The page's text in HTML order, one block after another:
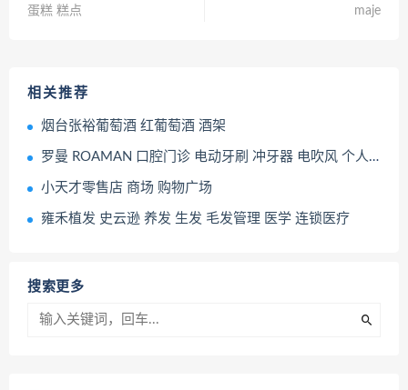
蛋糕 糕点
maje
相关推荐
烟台张裕葡萄酒 红葡萄酒 酒架
罗曼 ROAMAN 口腔门诊 电动牙刷 冲牙器 电吹风 个人护理
小天才零售店 商场 购物广场
雍禾植发 史云逊 养发 生发 毛发管理 医学 连锁医疗
搜索更多